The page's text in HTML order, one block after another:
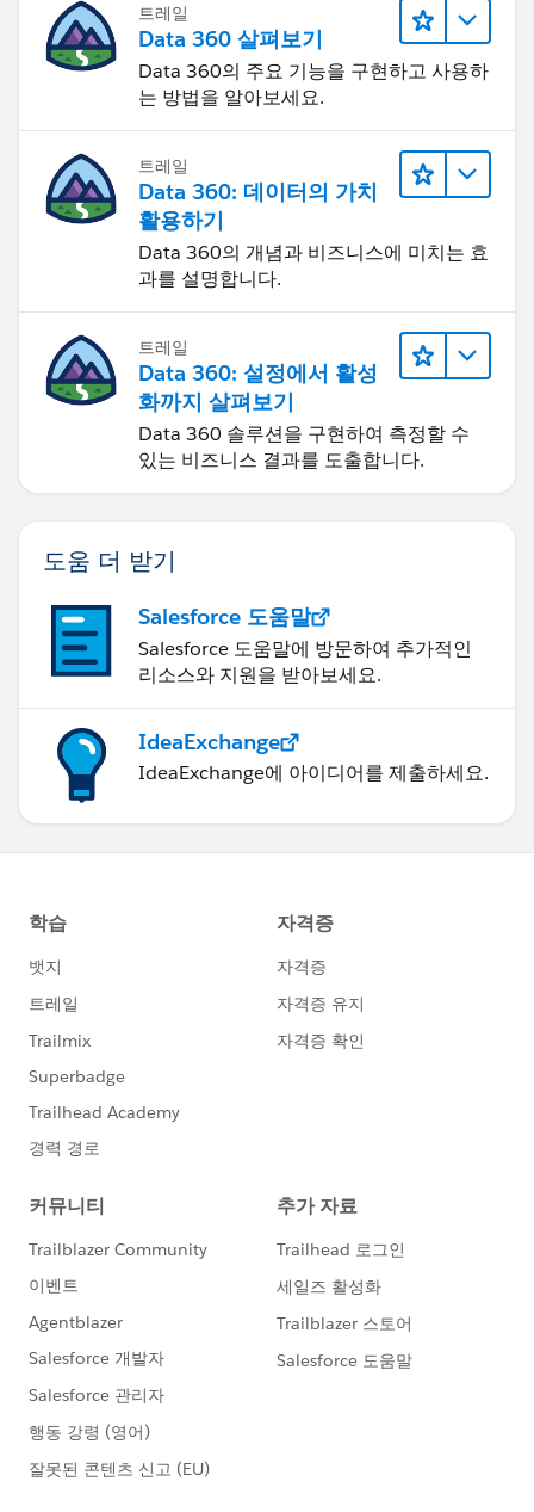
트레일
Data 360 살펴보기
Data 360의 주요 기능을 구현하고 사용하
는 방법을 알아보세요.
트레일
Data 360: 데이터의 가치
활용하기
Data 360의 개념과 비즈니스에 미치는 효
과를 설명합니다.
트레일
Data 360: 설정에서 활성
화까지 살펴보기
Data 360 솔루션을 구현하여 측정할 수
있는 비즈니스 결과를 도출합니다.
도움 더 받기
Salesforce 도움말
Salesforce 도움말에 방문하여 추가적인
리소스와 지원을 받아보세요.
IdeaExchange
IdeaExchange에 아이디어를 제출하세요.